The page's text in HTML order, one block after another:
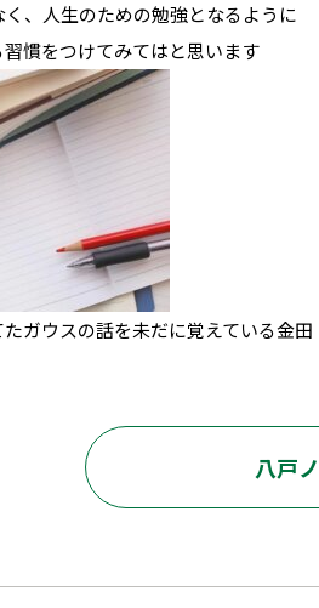
、人生のための勉強となるように
慣をつけてみてはと思います
ガウスの話を未だに覚えている金田
八戸